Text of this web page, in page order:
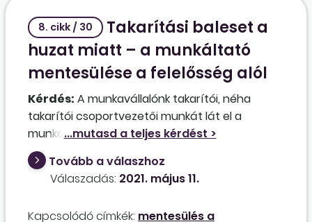
felelősség alól?
8. cikk / 30
Takarítási baleset a
huzat miatt – a munkáltató
mentesülése a felelősség alól
Kérdés: A munkavállalónk takarítói, néha
takarítói csoportvezetői munkát lát el a
munkakörében. Az egyik nagyobb
projektmunkánál beosztott volt, és egy
huzatos helyen ablaktisztítási feladatokat
végzett. Az ablak dupla szárnyú volt, a belső
Tovább a válaszhoz
Válaszadás: 2021. május 11.
Kapcsolódó címkék: mentesülés a